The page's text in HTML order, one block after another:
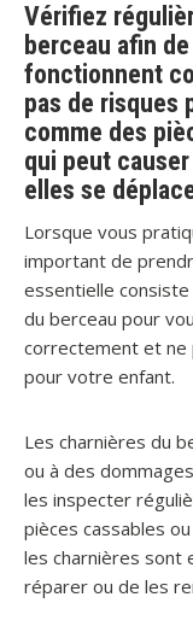
Vérifiez
berceau afin
fonctionnent
pas de risques
comme des
qui peut
elles se
Lorsque vous
important de
essentielle
du berceau pour
correctement et ne
pour votre enfant.
Les charnières du
ou à des
les inspecter
pièces cassables
les charnières sont
réparer ou de les